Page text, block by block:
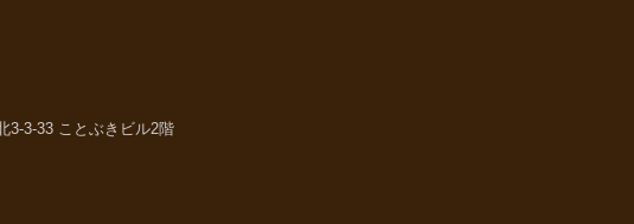
3-3-33 ことぶきビル2階